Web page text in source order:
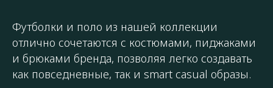
Футболки и поло из нашей коллекции
отлично сочетаются с костюмами, пиджаками
и брюками бренда, позволяя легко создавать
как повседневные, так и smart casual образы.